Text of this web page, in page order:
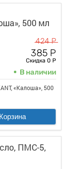
500 мл
424 Р
385 Р
Скидка 0 Р
В наличии
«Калоша», 500
Корзина
ПМС-5,